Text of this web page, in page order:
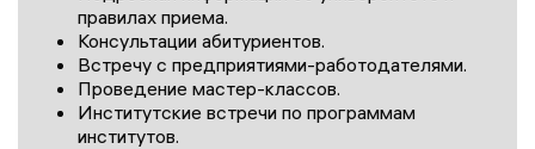
правилах приема.
Консультации абитуриентов.
Встречу с предприятиями-работодателями.
Проведение мастер-классов.
Институтские встречи по программам
институтов.